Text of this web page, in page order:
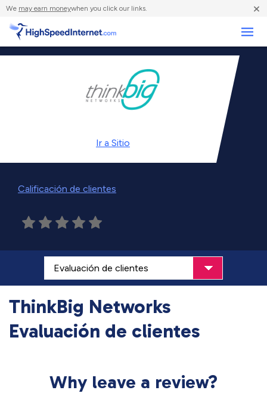
We may earn moneywhen you click our links. ×
Ir a Sitio
Calificación de clientes
ThinkBig Networks
Evaluación de clientes
Why leave a review?